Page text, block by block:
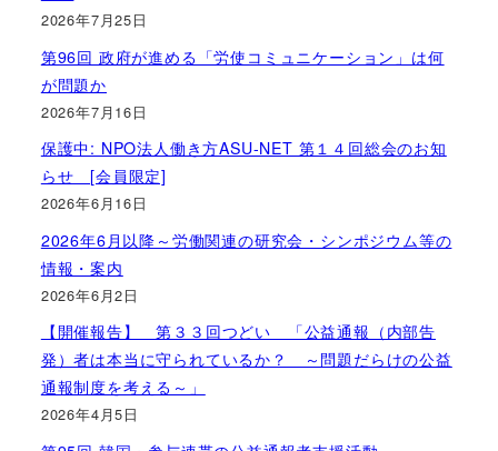
2026年7月25日
第96回 政府が進める「労使コミュニケーション」は何
が問題か
2026年7月16日
保護中: NPO法人働き方ASU-NET 第１４回総会のお知
らせ [会員限定]
2026年6月16日
2026年6月以降～労働関連の研究会・シンポジウム等の
情報・案内
2026年6月2日
【開催報告】 第３３回つどい 「公益通報（内部告
発）者は本当に守られているか？ ～問題だらけの公益
通報制度を考える～」
2026年4月5日